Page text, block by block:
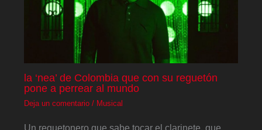
la ‘nea’ de Colombia que con su reguetón
pone a perrear al mundo
Deja un comentario / Musical
Un reguetonero que sabe tocar el clarinete, que